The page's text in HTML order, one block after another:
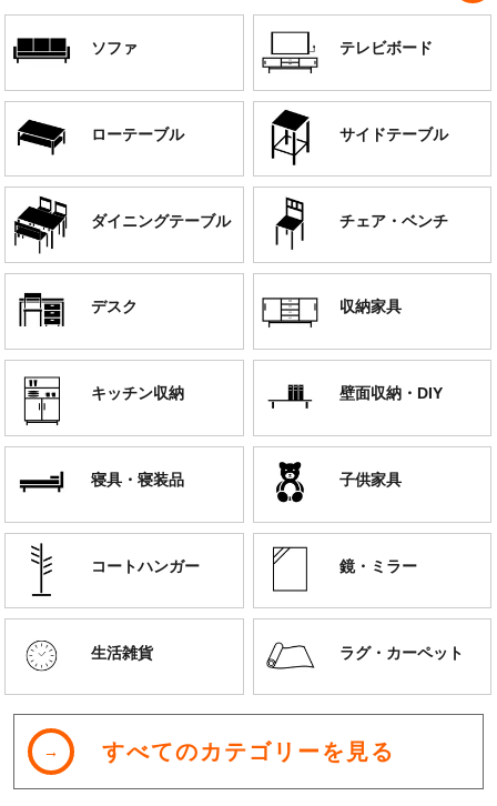
ソファ テレビボード
ローテーブル サイドテーブル
ダイニングテーブル チェア・ベンチ
デスク 収納家具
キッチン収納 壁面収納・DIY
寝具・寝装品 子供家具
コートハンガー 鏡・ミラー
生活雑貨 ラグ・カーペット
すべてのカテゴリーを見る